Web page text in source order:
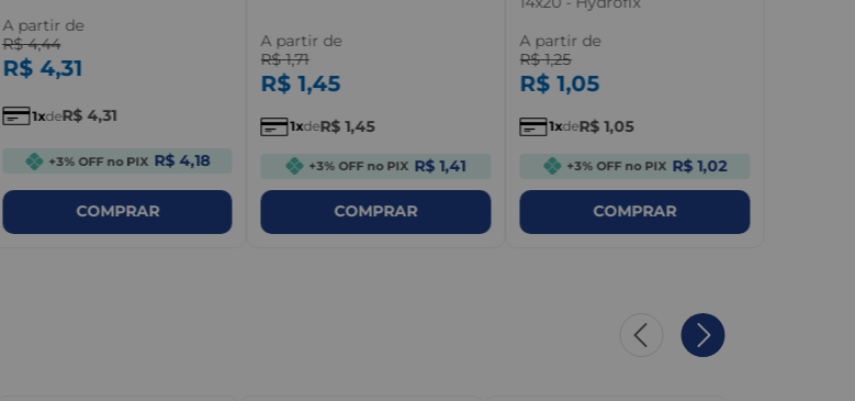
A partir de
R$ 4,44
R$ 4,31
1 deR$ 4,31
+3% OFF no PIX R$ 4,18
COMPRAR
A partir de
R$ 1,71
R$ 1,45
1 deR$ 1,45
+3% OFF no PIX R$ 1,41
COMPRAR
A partir de
R$ 1,25
R$ 1,05
1 deR$ 1,05
+3% OFF no PIX R$ 1,02
COMPRAR